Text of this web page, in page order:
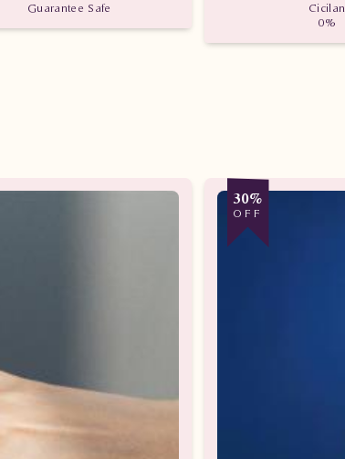
Guarantee Safe
Cicilan
0%
30%
OFF